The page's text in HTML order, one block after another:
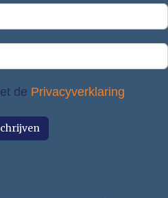
de Privacyverklaring